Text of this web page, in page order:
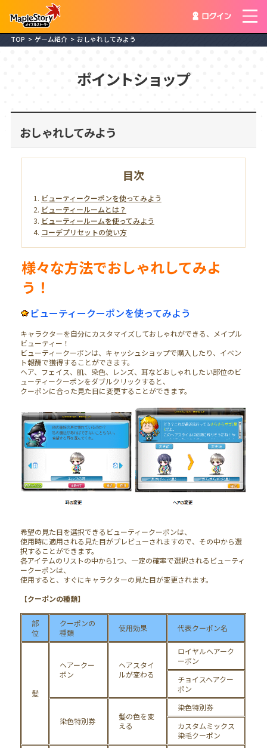
ログイン
TOP ゲーム紹介 おしゃれしてみよう
ポイントショップ
おしゃれしてみよう
目次
ビューティークーポンを使ってみよう
ビューティールームとは？
ビューティールームを使ってみよう
コーデプリセットの使い方
様々な方法でおしゃれしてみよ
う！
ビューティークーポンを使ってみよう
キャラクターを自分にカスタマイズしておしゃれができる、メイプル
ビューティー！
ビューティークーポンは、キャッシュショップで購入したり、イベン
ト報酬で獲得することができます。
ヘア、フェイス、肌、染色、レンズ、耳などおしゃれしたい部位のビ
ューティークーポンをダブルクリックすると、
クーポンに合った見た目に変更することができます。
希望の見た目を選択できるビューティークーポンは、
使用時に適用される見た目がプレビューされますので、その中から選
択することができます。
各アイテムのリストの中から1つ、一定の確率で選択されるビューティ
ークーポンは、
使用すると、すぐにキャラクターの見た目が変更されます。
【クーポンの種類】
部
位
クーポンの
種類
使用効果 代表クーポン名
髪
ヘアークー
ポン
ヘアスタイ
ルが変わる
ロイヤルヘアーク
ーポン
チョイスヘアクー
ポン
染色特別券 髪の色を変
える
染色特別券
カスタムミックス
染毛クーポン